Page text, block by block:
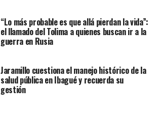
“Lo más probable es que allá pierdan la vida”:
el llamado del Tolima a quienes buscan ir a la
guerra en Rusia
Jaramillo cuestiona el manejo histórico de la
salud pública en Ibagué y recuerda su
gestión